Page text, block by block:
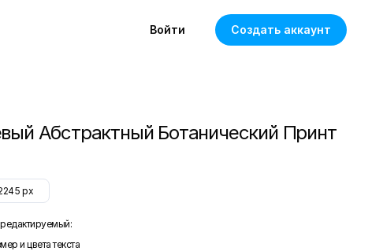
Войти Создать аккаунт
Абстрактный Ботанический Принт
px
и цвета текста